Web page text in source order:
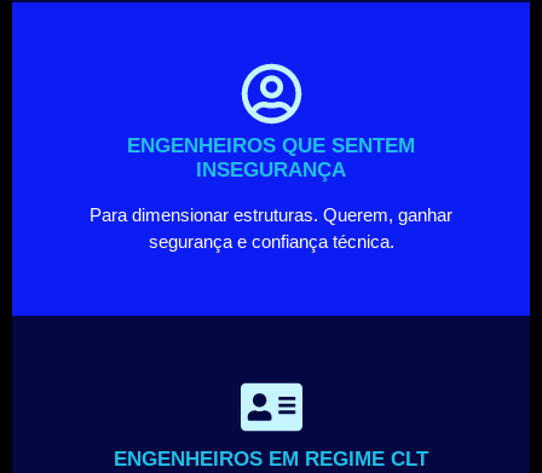
ENGENHEIROS QUE SENTEM
INSEGURANÇA
Para dimensionar estruturas. Querem, ganhar
segurança e confiança técnica.
ENGENHEIROS EM REGIME CLT